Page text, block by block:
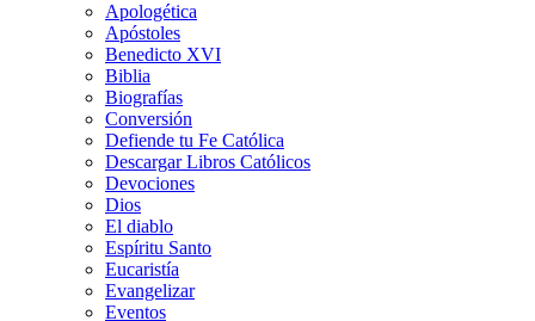
Apologética
Apóstoles
Benedicto XVI
Biblia
Biografías
Conversión
Defiende tu Fe Católica
Descargar Libros Católicos
Devociones
Dios
El diablo
Espíritu Santo
Eucaristía
Evangelizar
Eventos